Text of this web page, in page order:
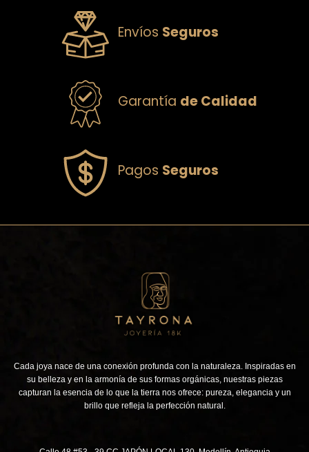
Envíos Seguros
Garantía de Calidad
Pagos Seguros
Cada joya nace de una conexión profunda con la naturaleza. Inspiradas en
su belleza y en la armonía de sus formas orgánicas, nuestras piezas
capturan la esencia de lo que la tierra nos ofrece: pureza, elegancia y un
brillo que refleja la perfección natural.